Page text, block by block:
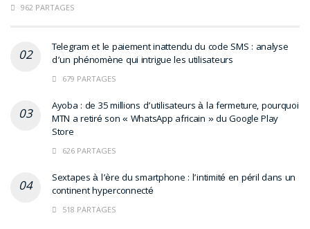
962 PARTAGES
Telegram et le paiement inattendu du code SMS : analyse
d’un phénomène qui intrigue les utilisateurs
679 PARTAGES
Ayoba : de 35 millions d’utilisateurs à la fermeture, pourquoi
MTN a retiré son « WhatsApp africain » du Google Play
Store
626 PARTAGES
Sextapes à l’ère du smartphone : l’intimité en péril dans un
continent hyperconnecté
518 PARTAGES